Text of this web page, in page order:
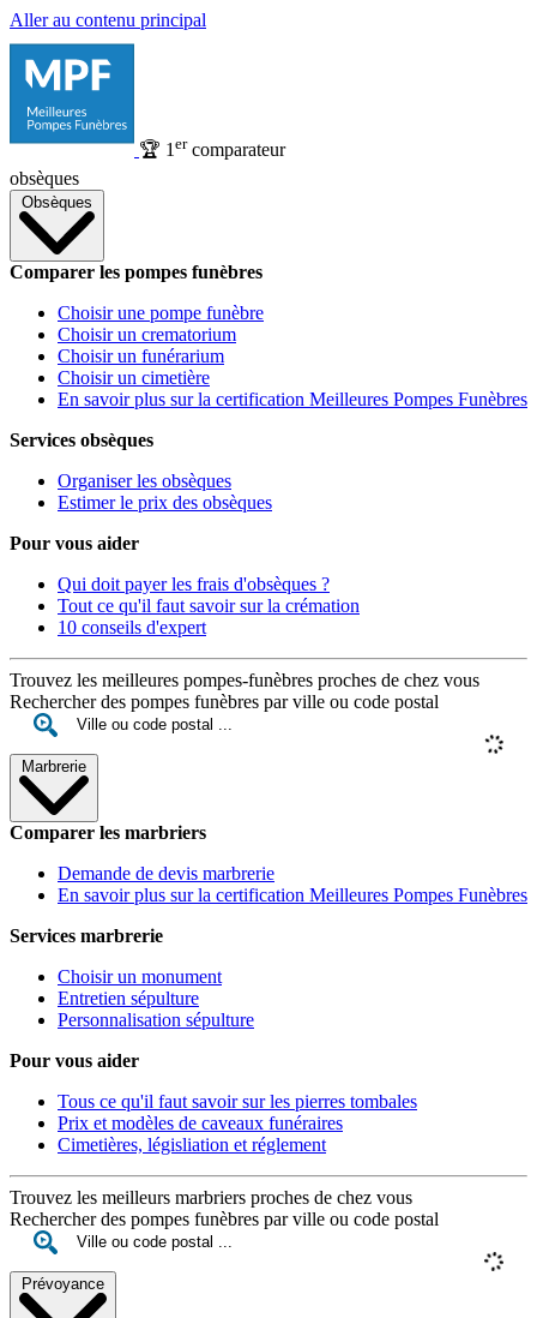
Aller au contenu principal
🏆 1 ercomparateur
obsèques
Obsèques
Comparer les pompes funèbres
Choisir une pompe funèbre
Choisir un crematorium
Choisir un funérarium
Choisir un cimetière
En savoir plus sur la certification Meilleures Pompes Funèbres
Services obsèques
Organiser les obsèques
Estimer le prix des obsèques
Pour vous aider
Qui doit payer les frais d'obsèques ?
Tout ce qu'il faut savoir sur la crémation
10 conseils d'expert
Trouvez les meilleures pompes-funèbres proches de chez vous
Rechercher des pompes funèbres par ville ou code postal
Marbrerie
Comparer les marbriers
Demande de devis marbrerie
En savoir plus sur la certification Meilleures Pompes Funèbres
Services marbrerie
Choisir un monument
Entretien sépulture
Personnalisation sépulture
Pour vous aider
Tous ce qu'il faut savoir sur les pierres tombales
Prix et modèles de caveaux funéraires
Cimetières, législiation et réglement
Trouvez les meilleurs marbriers proches de chez vous
Rechercher des pompes funèbres par ville ou code postal
Prévoyance